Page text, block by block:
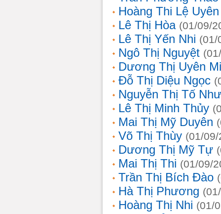
Hoàng Thi Lệ Uyên
Lê Thị Hòa (01/09/
Lê Thị Yến Nhi (01/
Ngô Thị Nguyệt
Dương Thị Uyên Mi
Đỗ Thị Diệu Ngọc
Nguyễn Thị Tố Như
Lê Thị Minh Thủy
Mai Thị Mỹ Duyên
Võ Thị Thùy (01/
Dương Thị Mỹ Tự
Mai Thị Thi (01/09/
Trần Thị Bích Đào
Hà Thị Phương
Hoàng Thị Nhi (01/